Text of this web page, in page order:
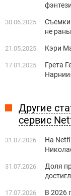
30.06.2025
Съемки
не
21.05.2025 Кэри
17.01.2025
Грета
Другие
сервис
31.07.2026
На
31.07.2026
Доля
17.07.2026
В 2026